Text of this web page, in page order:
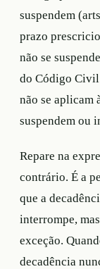
suspendem
prazo
não se
do Código
não se aplicam
suspendem ou
Repare na
contrário. É a
que a
interrompe,
exceção.
decadência